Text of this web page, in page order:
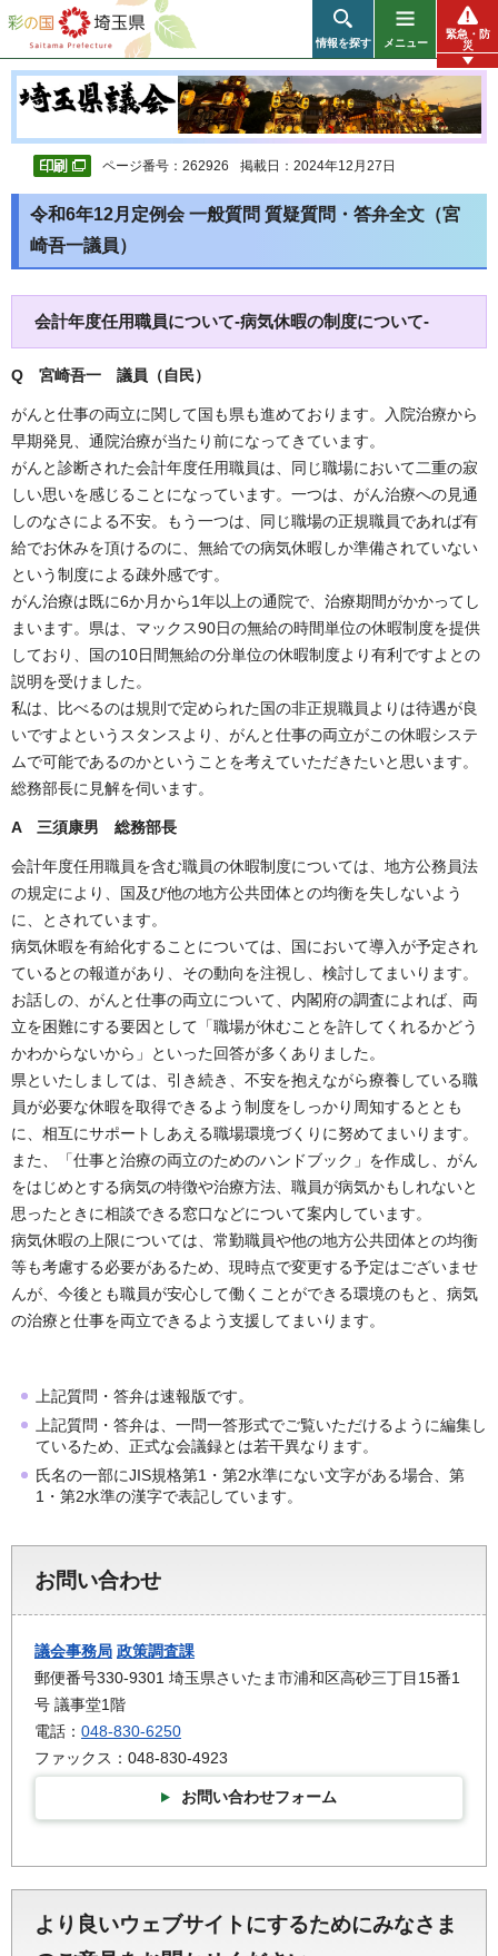
彩の国 埼玉県
情報を探す メニュー
緊急・防
災
ページ番号：262926 掲載日：2024年12月27日
令和6年12月定例会 一般質問 質疑質問・答弁全文（宮
崎吾一議員）
会計年度任用職員について-病気休暇の制度について-
Q 宮崎吾一 議員（自民）
がんと仕事の両立に関して国も県も進めております。入院治療から
早期発見、通院治療が当たり前になってきています。
がんと診断された会計年度任用職員は、同じ職場において二重の寂
しい思いを感じることになっています。一つは、がん治療への見通
しのなさによる不安。もう一つは、同じ職場の正規職員であれば有
給でお休みを頂けるのに、無給での病気休暇しか準備されていない
という制度による疎外感です。
がん治療は既に6か月から1年以上の通院で、治療期間がかかってし
まいます。県は、マックス90日の無給の時間単位の休暇制度を提供
しており、国の10日間無給の分単位の休暇制度より有利ですよとの
説明を受けました。
私は、比べるのは規則で定められた国の非正規職員よりは待遇が良
いですよというスタンスより、がんと仕事の両立がこの休暇システ
ムで可能であるのかということを考えていただきたいと思います。
総務部長に見解を伺います。
A 三須康男 総務部長
会計年度任用職員を含む職員の休暇制度については、地方公務員法
の規定により、国及び他の地方公共団体との均衡を失しないよう
に、とされています。
病気休暇を有給化することについては、国において導入が予定され
ているとの報道があり、その動向を注視し、検討してまいります。
お話しの、がんと仕事の両立について、内閣府の調査によれば、両
立を困難にする要因として「職場が休むことを許してくれるかどう
かわからないから」といった回答が多くありました。
県といたしましては、引き続き、不安を抱えながら療養している職
員が必要な休暇を取得できるよう制度をしっかり周知するととも
に、相互にサポートしあえる職場環境づくりに努めてまいります。
また、「仕事と治療の両立のためのハンドブック」を作成し、がん
をはじめとする病気の特徴や治療方法、職員が病気かもしれないと
思ったときに相談できる窓口などについて案内しています。
病気休暇の上限については、常勤職員や他の地方公共団体との均衡
等も考慮する必要があるため、現時点で変更する予定はございませ
んが、今後とも職員が安心して働くことができる環境のもと、病気
の治療と仕事を両立できるよう支援してまいります。
上記質問・答弁は速報版です。
上記質問・答弁は、一問一答形式でご覧いただけるように編集し
ているため、正式な会議録とは若干異なります。
氏名の一部にJIS規格第1・第2水準にない文字がある場合、第
1・第2水準の漢字で表記しています。
お問い合わせ
議会事務局 政策調査課
郵便番号330-9301 埼玉県さいたま市浦和区高砂三丁目15番1
号 議事堂1階
電話： 048-830-6250
ファックス：048-830-4923
お問い合わせフォーム
より良いウェブサイトにするためにみなさま